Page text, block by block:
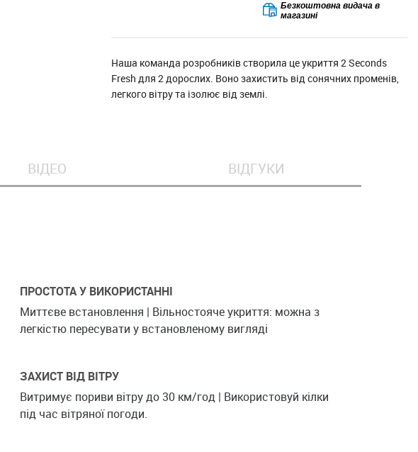
Безкоштовна видача в
магазині
Наша команда розробників створила це укриття 2 Seconds
Fresh для 2 дорослих. Воно захистить від сонячних променів,
легкого вітру та ізолює від землі.
ВІДЕО ВІДГУКИ
ПРОСТОТА У ВИКОРИСТАННІ
Миттєве встановлення | Вільностояче укриття: можна з
легкістю пересувати у встановленому вигляді
ЗАХИСТ ВІД ВІТРУ
Витримує пориви вітру до 30 км/год | Використовуй кілки
під час вітряної погоди.